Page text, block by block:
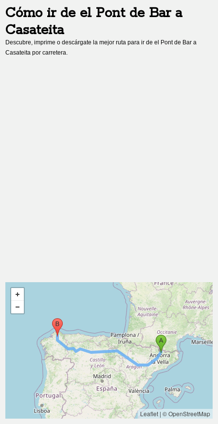
Cómo ir de el Pont de Bara
Casateita
Descubre, imprime o descárgate la mejor ruta para ir deel Pont de Bar a
Casateita por carretera.
Leaflet| © OpenStreetMap